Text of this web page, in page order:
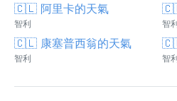
🇨🇱 阿里卡的天氣
智利 智
🇨🇱 康塞普西翁的天氣
智利 智